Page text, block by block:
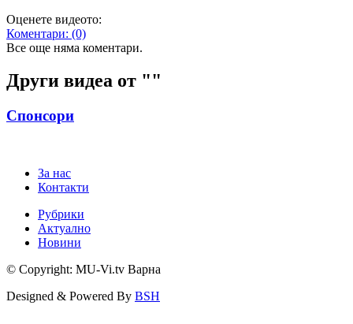
Оценете видеото:
Коментари: (0)
Все още няма коментари.
Други видеа от ""
Спонсори
За нас
Контакти
Рубрики
Актуално
Новини
© Copyright: MU-Vi.tv Варна
Designed & Powered By BSH